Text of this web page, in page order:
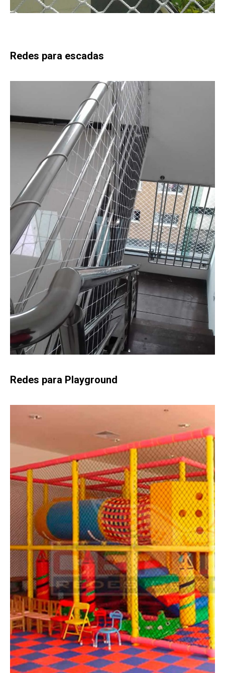
Redes para escadas
Redes para Playground